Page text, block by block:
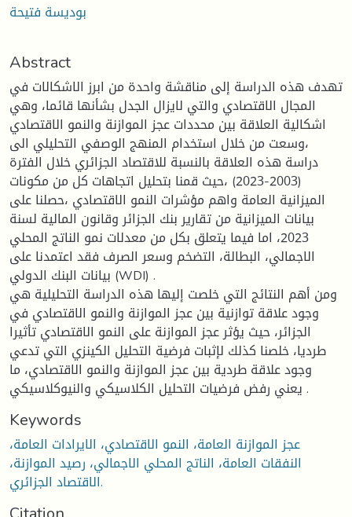
بوديسة فتيحة
Abstract
تهدف هذه الدراسة إلى مناقشة واحدة من ابرز الاشكالات في
المجال الاقتصادي والتي لايزال الجدل بشأنها قائما، وهي
اشكالية العلاقة بين محددات عجز الموازنة والنمو الاقتصادي
،وسعت من خلال استخدام المنهج الوصفي التحليلي الى
دراسة هذه العلاقة بالنسبة للاقتصاد الجزائري خلال الفترة
(2003-2023) ،حيث قمنا بتحليل اتجاهات كل من مكونات
الميزانية العامة واهم مؤشرات النمو الاقتصادي ،حصلنا على
بيانات الميزانية من تقارير بنك الجزائر وقانون المالية لسنة
2023، اما فيما يتعلق بكل من معدلات نمو الناتج المحلي
الاجمالي، البطالة، التضخم وسعر الصرف فقد اعتمدنا على
بيانات البنك الدولي (WDI) .
ومن أهم النتائج التي خلصت إليها هذه الدراسة التحليلية هي
وجود علاقة توازنية بين عجز الموازنة والنمو الاقتصادي في
الجزائر، حيث يؤثر عجز الموازنة على النمو الاقتصادي تأثيرا
طرديا، خلصنا كذلك لإثبات فرضية التحليل الكينزي التي تدعي
وجود علاقة طردية بين عجز الموازنة والنمو الاقتصادي، ما
يعني رفض فرضيات التحليل الكلاسيكي والنيوكلاسيكي .
Keywords
عجز الموازنة العامة، النمو الاقتصادي، الايرادات العامة،
النفقات العامة، الناتج المحلي الاجمالي، رصيد الموازنة،
الاقتصاد الجزائري.